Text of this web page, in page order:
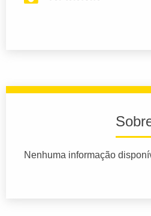
Nenhuma informação